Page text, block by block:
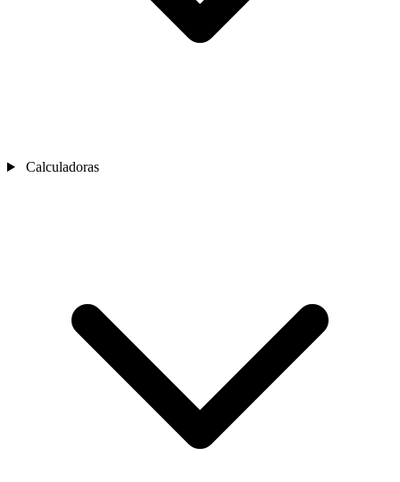
Calculadoras